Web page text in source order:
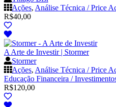
Ações, Análise Técnica / Price
R$40,00
A Arte de Investir | Stormer
Stormer
Ações, Análise Técnica / Price
Educação Financeira /
R$120,00